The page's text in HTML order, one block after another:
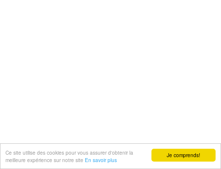
Je comprends!
Ce site utilise des cookies pour vous assurer d'obtenir la
meilleure expérience sur notre site En savoir plus